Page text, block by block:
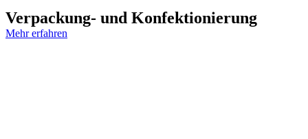
Verpackung- und Konfektionierung
Mehr erfahren